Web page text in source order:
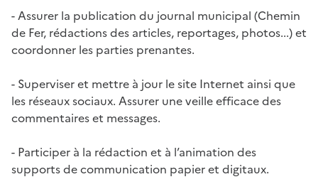
- Assurer la publication du journal municipal (Chemin
de Fer, rédactions des articles, reportages, photos...) et
coordonner les parties prenantes.
- Superviser et mettre à jour le site Internet ainsi que
les réseaux sociaux. Assurer une veille efficace des
commentaires et messages.
- Participer à la rédaction et à l’animation des
supports de communication papier et digitaux.